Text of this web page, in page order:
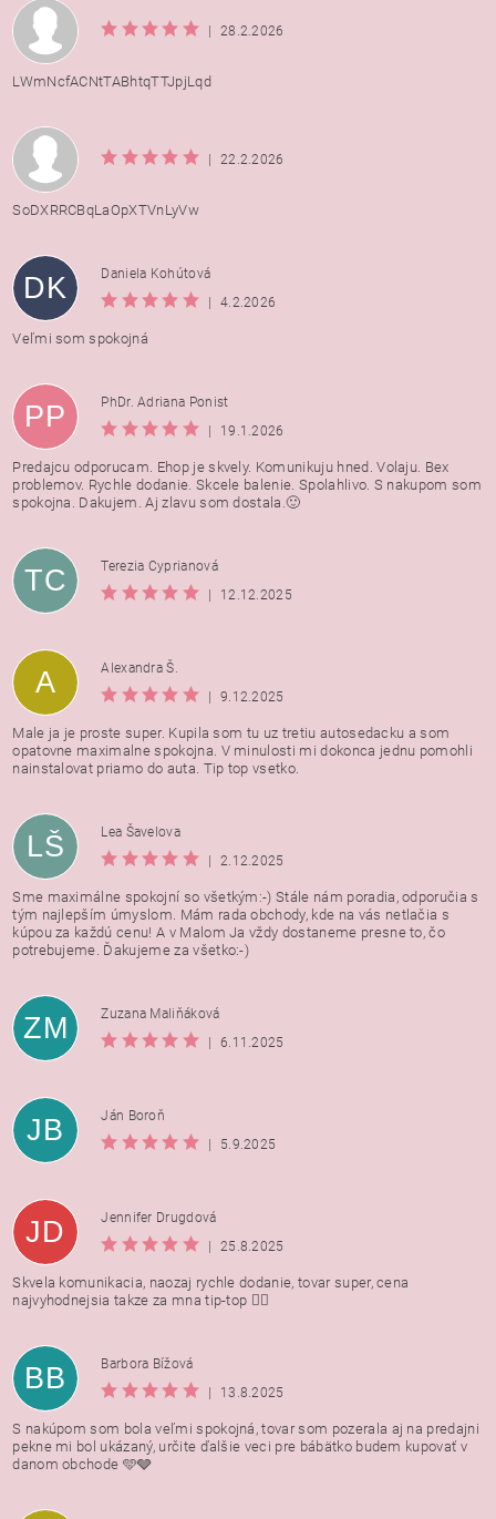
28.2.2026
LWmNcfACNtTABhtqTTJpjLqd
22.2.2026
SoDXRRCBqLaOpXTVnLyVw
DK
Daniela Kohútová
4.2.2026
Veľmi som spokojná
PP
PhDr. Adriana Ponist
19.1.2026
Predajcu odporucam. Ehop je skvely. Komunikuju hned. Volaju. Bex
problemov. Rychle dodanie. Skcele balenie. Spolahlivo. S nakupom som
spokojna. Dakujem. Aj zlavu som dostala.🙂
TC
Terezia Cyprianová
12.12.2025
A
Alexandra Š.
9.12.2025
Male ja je proste super. Kupila som tu uz tretiu autosedacku a som
opatovne maximalne spokojna. V minulosti mi dokonca jednu pomohli
nainstalovat priamo do auta. Tip top vsetko.
LŠ
Lea Šavelova
2.12.2025
Sme maximálne spokojní so všetkým:-) Stále nám poradia, odporučia s
tým najlepším úmyslom. Mám rada obchody, kde na vás netlačia s
kúpou za každú cenu! A v Malom Ja vždy dostaneme presne to, čo
potrebujeme. Ďakujeme za všetko:-)
ZM
Zuzana Maliňáková
6.11.2025
JB
Ján Boroň
5.9.2025
JD
Jennifer Drugdová
25.8.2025
Skvela komunikacia, naozaj rychle dodanie, tovar super, cena
najvyhodnejsia takze za mna tip-top 👍🏻
BB
Barbora Bížová
13.8.2025
S nakúpom som bola veľmi spokojná, tovar som pozerala aj na predajni
pekne mi bol ukázaný, určite ďalšie veci pre bábätko budem kupovať v
danom obchode 🩵🩶